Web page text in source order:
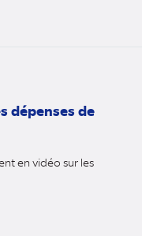
dépenses de
en vidéo sur les